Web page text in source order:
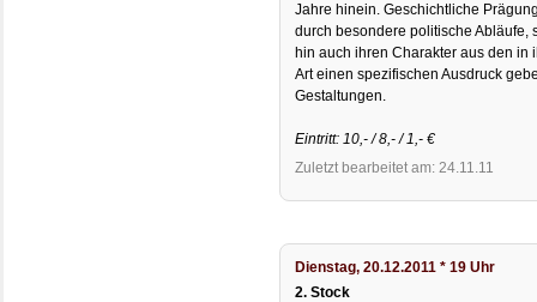
Jahre hinein. Geschichtliche
durch besondere politische Abläufe,
hin auch ihren Charakter aus den
Art einen spezifischen Ausdruck
Gestaltungen.
Eintritt: 10,- / 8,- / 1,- €
Zuletzt bearbeitet am: 24.11.11
Dienstag, 20.12.2011 * 19 Uhr
2. Stock